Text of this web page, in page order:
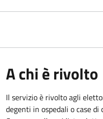
A chi è rivolto
Il servizio è rivolto agli
degenti in ospedali o case